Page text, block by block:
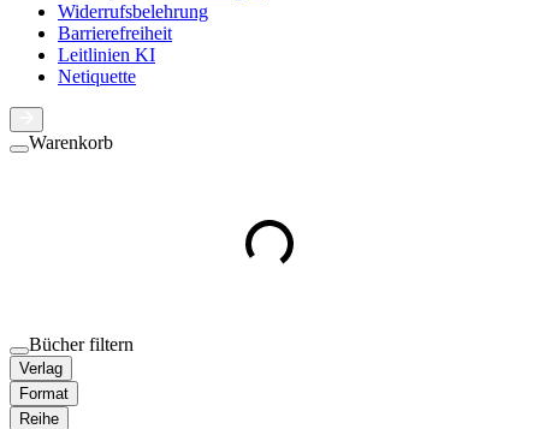
Widerrufsbelehrung
Barrierefreiheit
Leitlinien KI
Netiquette
Warenkorb
Bücher filtern
Verlag
Format
Reihe